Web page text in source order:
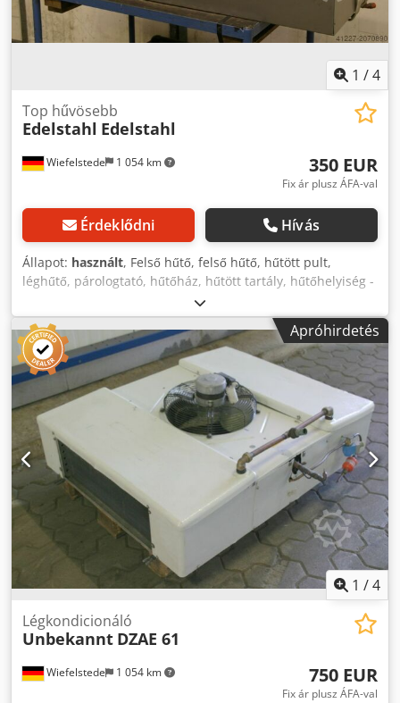
glikol bemeneti hőmérséklete -5 °C, a kimeneti
hőmérséklete pedig -2 °C. Codpfx Amozk D Rle Aoha Eladó
1 /4
Wiefelstede 1 054 km
Top hűvösebb
Edelstahl Edelstahl
350 EUR
Fix ár plusz ÁFA-val
Érdeklődni Hívás
Állapot: használt, Felső hűtő, felső hűtő, hűtött pult,
léghűtő, párologtató, hűtőház, hűtött tartály, hűtőhelyiség -
Incl. Ventilátor -Szám: 2x elérhető felső hűtő -Darab
darabonként -Méretek: 610/1500 / H220 mm -Súly: 48 kg
Codpfeb Uhnmox Am Asha
Apróhirdetés
1 /4
Wiefelstede 1 054 km
Légkondicionáló
Unbekannt DZAE 61
750 EUR
Fix ár plusz ÁFA-val